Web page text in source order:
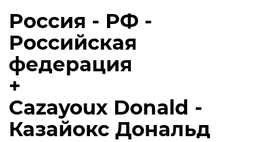
Россия - РФ -
Российская
федерация
+
Cazayoux Donald -
Казайокс Дональд